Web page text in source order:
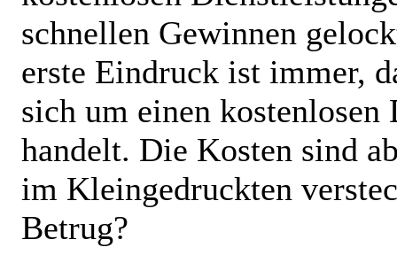
schnellen Gewinnen
erste Eindruck ist immer,
sich um einen kostenlosen
handelt. Die Kosten sind
im Kleingedruckten
Betrug?